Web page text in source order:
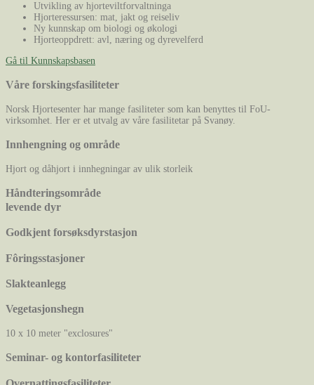
Utvikling av hjorteviltforvaltninga
Hjorteressursen: mat, jakt og reiseliv
Ny kunnskap om biologi og økologi
Hjorteoppdrett: avl, næring og dyrevelferd
Gå til Kunnskapsbasen
Våre forskingsfasiliteter
Norsk Hjortesenter har mange fasiliteter som kan benyttes til FoU-
virksomhet. Her er et utvalg av våre fasilitetar på Svanøy.
Innhengning og område
Hjort og dåhjort i innhegningar av ulik storleik
Håndteringsområde
levende dyr
Godkjent forsøksdyrstasjon
Fôringsstasjoner
Slakteanlegg
Vegetasjonshegn
10 x 10 meter "exclosures"
Seminar- og kontorfasiliteter